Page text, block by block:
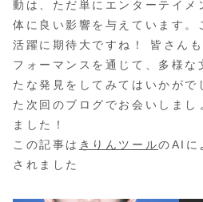
動は、ただ単にエンターテイメ
体に良い影響を与えています。
活躍に期待大ですね！ 皆さん
フォーマンスを通じて、多様な
たな発見をしてみてはいかがで
た次回のブログでお会いしまし
ました！
この記事は きりんツールのAIに
されました